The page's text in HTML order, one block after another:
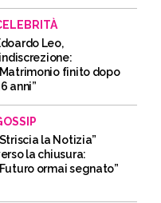
Leo,
finito dopo
anni”
la Notizia”
la chiusura:
ormai segnato”